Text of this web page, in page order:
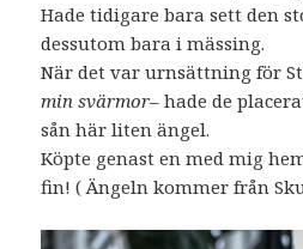
Hade tidigare bara sett den
dessutom bara i mässing.
När det var urnsättning för
min svärmor– hade de
sån här liten ängel.
Köpte genast en med mig
fin! ( Ängeln kommer från